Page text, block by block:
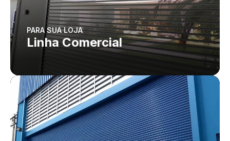
PARA SUA LOJA
Linha Comercial